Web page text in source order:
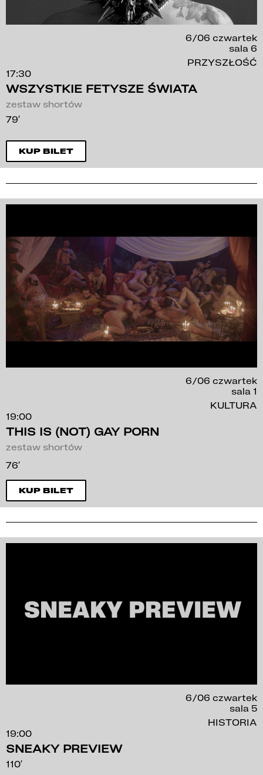
6/06 czwartek
sala 6
PRZYSZŁOŚĆ
17:30
WSZYSTKIE FETYSZE ŚWIATA
zestaw shortów
79′
KUP BILET
6/06 czwartek
sala 1
KULTURA
19:00
THIS IS (NOT) GAY PORN
zestaw shortów
76′
KUP BILET
6/06 czwartek
sala 5
HISTORIA
19:00
SNEAKY PREVIEW
110′